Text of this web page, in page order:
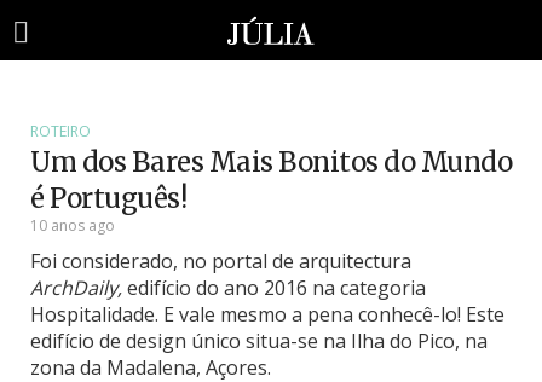
ROTEIRO
Um dos Bares Mais Bonitos do Mundo
é Português!
10 anos ago
Foi considerado, no portal de arquitectura
ArchDaily,edifício do ano 2016 na categoria
Hospitalidade. E vale mesmo a pena conhecê-lo! Este
edifício de design único situa-se na Ilha do Pico, na
zona da Madalena, Açores.